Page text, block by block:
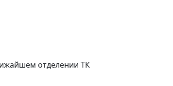
отделении ТК